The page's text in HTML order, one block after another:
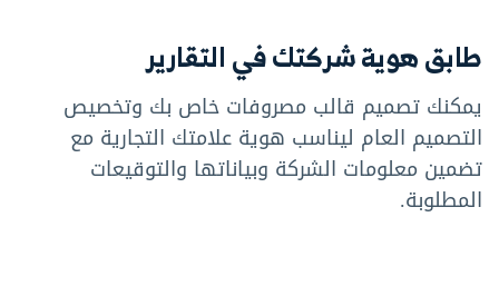
طابق هوية شركتك في التقارير
يمكنك تصميم قالب مصروفات خاص بك وتخصيص
التصميم العام ليناسب هوية علامتك التجارية مع
تضمين معلومات الشركة وبياناتها والتوقيعات
المطلوبة.